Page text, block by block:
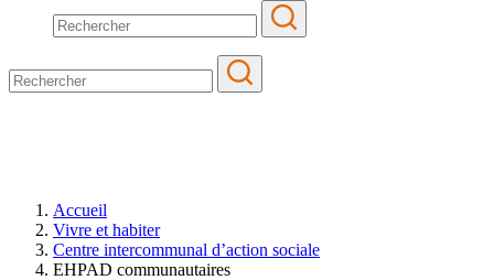
Accueil
Vivre et habiter
Centre intercommunal d’action sociale
EHPAD communautaires